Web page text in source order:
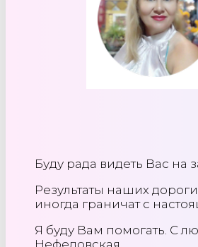
Буду рада видеть Вас на
Результаты наших
иногда граничат с
Я буду Вам помогать. С
Нефедовская